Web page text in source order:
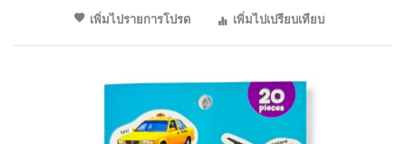
เพิ่มไปรายการโปรด
เพิ่มไปเปรียบเทียบ